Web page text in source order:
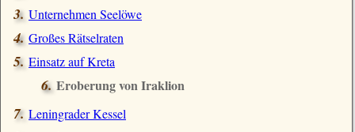
Unternehmen Seelöwe
Großes Rätselraten
Einsatz auf Kreta
Eroberung von Iraklion
Leningrader Kessel